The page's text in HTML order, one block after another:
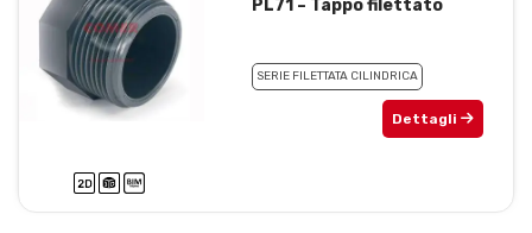
PL71 – Tappo filettato
SERIE FILETTATA CILINDRICA
Dettagli